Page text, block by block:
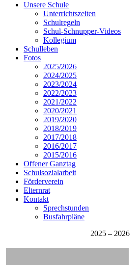
Unsere Schule
Unterrichtszeiten
Schulregeln
Schul-Schnupper-Videos
Kollegium
Schulleben
Fotos
2025/2026
2024/2025
2023/2024
2022/2023
2021/2022
2020/2021
2019/2020
2018/2019
2017/2018
2016/2017
2015/2016
Offener Ganztag
Schulsozialarbeit
Förderverein
Elternrat
Kontakt
Sprechstunden
Busfahrpläne
2025 – 2026